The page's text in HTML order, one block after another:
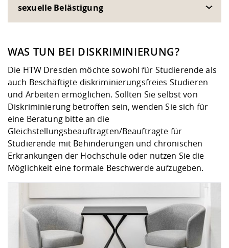
sexuelle Belästigung
WAS TUN BEI DISKRIMINIERUNG?
Die HTW Dresden möchte sowohl für Studierende als
auch Beschäftigte diskriminierungsfreies Studieren
und Arbeiten ermöglichen. Sollten Sie selbst von
Diskriminierung betroffen sein, wenden Sie sich für
eine Beratung bitte an die
Gleichstellungsbeauftragten/Beauftragte für
Studierende mit Behinderungen und chronischen
Erkrankungen der Hochschule oder nutzen Sie die
Möglichkeit eine formale Beschwerde aufzugeben.